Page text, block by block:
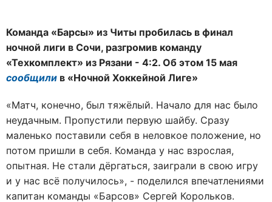
Команда «Барсы» из Читы пробилась в финал
ночной лиги в Сочи, разгромив команду
«Техкомплект» из Рязани - 4:2. Об этом 15 мая
сообщили в «Ночной Хоккейной Лиге»
«Матч, конечно, был тяжёлый. Начало для нас было
неудачным. Пропустили первую шайбу. Сразу
маленько поставили себя в неловкое положение, но
потом пришли в себя. Команда у нас взрослая,
опытная. Не стали дёргаться, заиграли в свою игру
и у нас всё получилось», - поделился впечатлениями
капитан команды «Барсов» Сергей Корольков.